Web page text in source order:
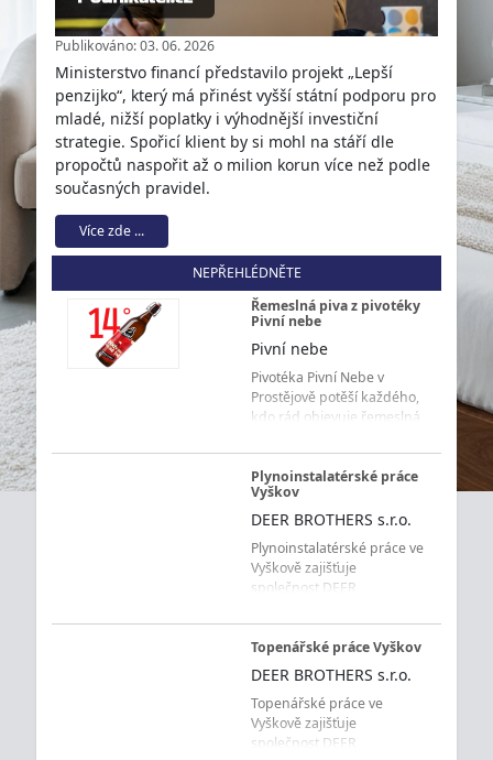
Publikováno: 03. 06. 2026
Ministerstvo financí představilo projekt „Lepší
penzijko“, který má přinést vyšší státní podporu pro
mladé, nižší poplatky i výhodnější investiční
strategie. Spořicí klient by si mohl na stáří dle
propočtů naspořit až o milion korun více než podle
současných pravidel.
Více zde ...
NEPŘEHLÉDNĚTE
Řemeslná piva z pivotéky
Pivní nebe
Pivní nebe
Pivotéka Pivní Nebe v
Prostějově potěší každého,
kdo rád objevuje řemeslná
IPA, APA i další pivní styly
čekají na váš výběr.
Plynoinstalatérské práce
Vyškov
DEER BROTHERS s.r.o.
Plynoinstalatérské práce ve
Vyškově zajišťuje
společnost DEER
domácnosti, rodinné a
bytové domy, průmyslové
objekty, úřady, školy i další
budovy. Firma provádí
montáž nových rozvodů
plynu, opravy a
rekonstrukce stávající
Topenářské práce Vyškov
DEER BROTHERS s.r.o.
Topenářské práce ve
Vyškově zajišťuje
společnost DEER